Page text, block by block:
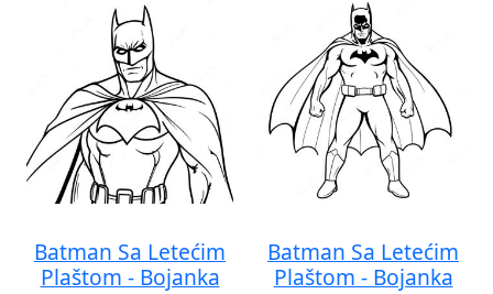
Batman Sa Letećim
Plaštom - Bojanka
Batman Sa Letećim
Plaštom - Bojanka